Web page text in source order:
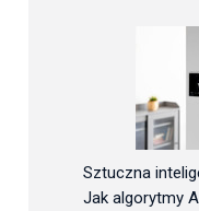
Sztuczna
Jak algorytmy